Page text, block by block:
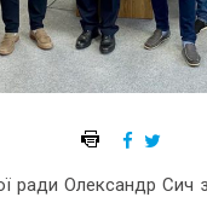
ради Олександр Сич